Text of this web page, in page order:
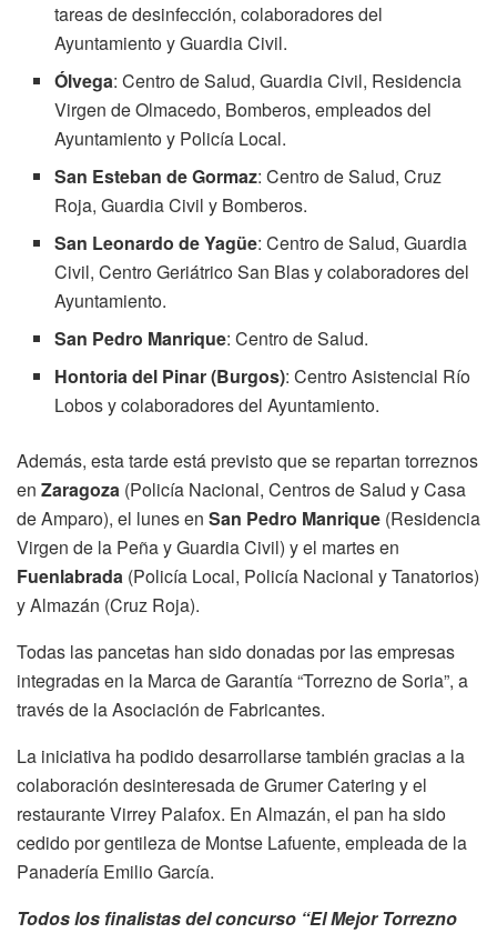
tareas de desinfección, colaboradores del
Ayuntamiento y Guardia Civil.
Ólvega: Centro de Salud, Guardia Civil, Residencia
Virgen de Olmacedo, Bomberos, empleados del
Ayuntamiento y Policía Local.
San Esteban de Gormaz: Centro de Salud, Cruz
Roja, Guardia Civil y Bomberos.
San Leonardo de Yagüe: Centro de Salud, Guardia
Civil, Centro Geriátrico San Blas y colaboradores del
Ayuntamiento.
San Pedro Manrique: Centro de Salud.
Hontoria del Pinar (Burgos): Centro Asistencial Río
Lobos y colaboradores del Ayuntamiento.
Además, esta tarde está previsto que se repartan torreznos
en Zaragoza (Policía Nacional, Centros de Salud y Casa
de Amparo), el lunes en San Pedro Manrique (Residencia
Virgen de la Peña y Guardia Civil) y el martes en
Fuenlabrada (Policía Local, Policía Nacional y Tanatorios)
y Almazán (Cruz Roja).
Todas las pancetas han sido donadas por las empresas
integradas en la Marca de Garantía “Torrezno de Soria”, a
través de la Asociación de Fabricantes.
La iniciativa ha podido desarrollarse también gracias a la
colaboración desinteresada de Grumer Catering y el
restaurante Virrey Palafox. En Almazán, el pan ha sido
cedido por gentileza de Montse Lafuente, empleada de la
Panadería Emilio García.
Todos los finalistasdel concurso “El Mejor Torrezno